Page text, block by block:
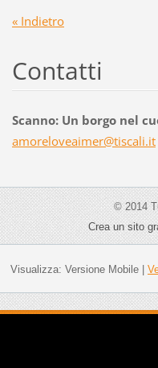
« Indietro
Contatti
Scanno: Un borgo nel
amoreloveaimer@tiscali.it
© 2014
Crea un sito
Visualizza: Versione Mobile|